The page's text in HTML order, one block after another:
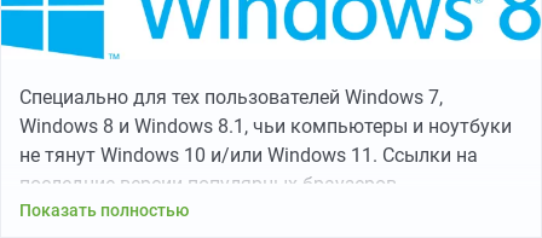
- 360 Extreme Explorer v13.0.2310.0 (на основе Chromium
86):
Elchupacabra:
http://web.archive.org/web/20230519101848if_/http://mir
rors....
— русифицированная портативная сборка от Cento8:
https://disk.yandex.ru/d/kkjb2o_D6eo7Sw
Специально для тех пользователей Windows 7,
Windows 8 и Windows 8.1, чьи компьютеры и ноутбуки
не тянут Windows 10 и/или Windows 11. Ссылки на
последние версии популярных браузеров,
совместимые с Windows 7/8/8.1, а также на Legacy-
Показать полностью